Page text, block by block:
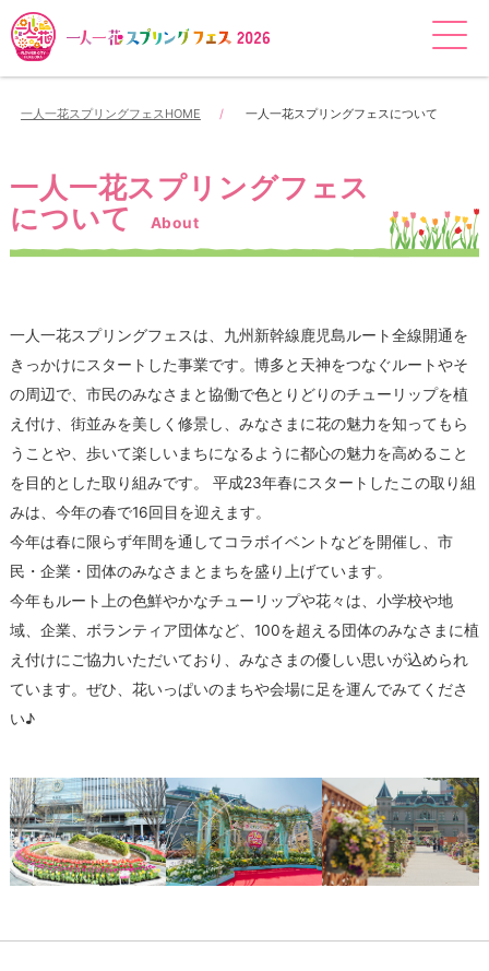
一人一花スプリングフェスHOME 一人一花スプリングフェスについて
一人一花スプリングフェス
について
About
一人一花スプリングフェスは、九州新幹線鹿児島ルート全線開通を
きっかけにスタートした事業です。博多と天神をつなぐルートやそ
の周辺で、市民のみなさまと協働で色とりどりのチューリップを植
え付け、街並みを美しく修景し、みなさまに花の魅力を知ってもら
うことや、歩いて楽しいまちになるように都心の魅力を高めること
を目的とした取り組みです。 平成23年春にスタートしたこの取り組
みは、今年の春で16回目を迎えます。
今年は春に限らず年間を通してコラボイベントなどを開催し、市
民・企業・団体のみなさまとまちを盛り上げています。
今年もルート上の色鮮やかなチューリップや花々は、小学校や地
域、企業、ボランティア団体など、100を超える団体のみなさまに植
え付けにご協力いただいており、みなさまの優しい思いが込められ
ています。ぜひ、花いっぱいのまちや会場に足を運んでみてくださ
い♪